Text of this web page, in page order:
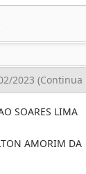
2023 (Continua
SOARES LIMA
AMORIM DA